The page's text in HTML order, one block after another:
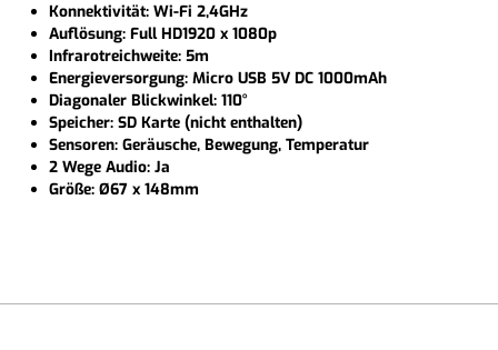
Konnektivität: Wi-Fi 2,4GHz
Auflösung: Full HD1920 x 1080p
Infrarotreichweite: 5m
Energieversorgung: Micro USB 5V DC 1000mAh
Diagonaler Blickwinkel: 110°
Speicher: SD Karte (nicht enthalten)
Sensoren: Geräusche, Bewegung, Temperatur
2 Wege Audio: Ja
Größe: Ø67 x 148mm